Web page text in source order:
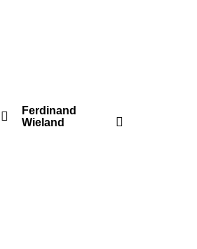
Ferdinand
Wieland